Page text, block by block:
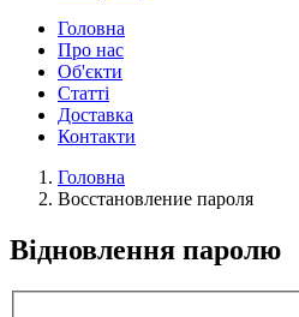
Головна
Про нас
Об'єкти
Статті
Доставка
Контакти
Головна
Восстановление пароля
Відновлення паролю